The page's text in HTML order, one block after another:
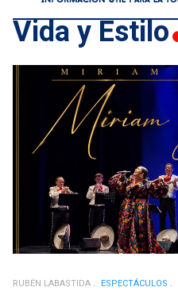
Vida y Estilo
RUBÉN LABASTIDA ESPECTÁCULOS